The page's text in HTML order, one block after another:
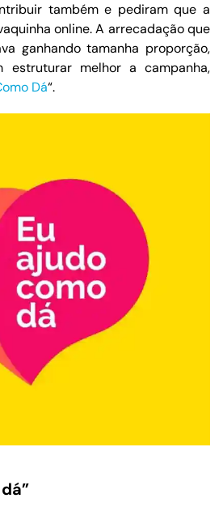
também e pediram que a
online. A arrecadação que
ganhando tamanha proporção,
estruturar melhor a campanha,
Dá“.